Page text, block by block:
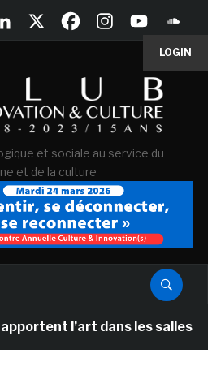
LOGIN
et sociale au service du
et de la culture
l’art dans les salles de